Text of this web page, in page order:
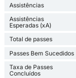
Assistências
Assistências
Esperadas (xA)
Total de passes
Passes Bem Sucedidos
Taxa de Passes
Concluídos